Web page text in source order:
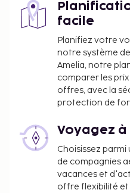
facile
Planifiez votre
notre système
Amelia, notre
comparer les
offres, avec la
protection de
Voyagez
Choisissez
de compagnies
vacances et
offre flexibilité